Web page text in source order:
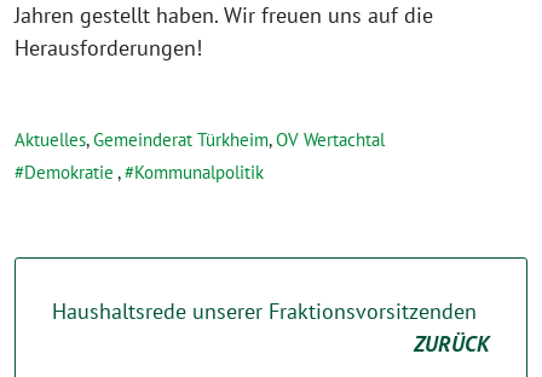
Jahren gestellt haben. Wir freuen uns auf die
Herausforderungen!
Aktuelles,Gemeinderat Türkheim,OV Wertachtal
Demokratie , Kommunalpolitik
Haushaltsrede unserer Fraktionsvorsitzenden
ZURÜCK